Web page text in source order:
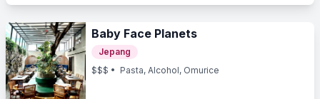
Baby Face Planets
Jepang
$$$ • Pasta, Alcohol, Omurice